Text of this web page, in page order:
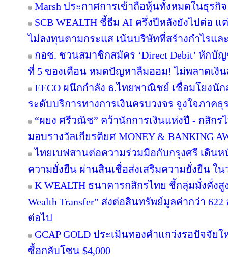
Marsh ประกาศการเข้าถือหุ้นทั้งหมดในธุรกิจ
SCB WEALTH ชี้ธีม AI ครึ่งปีหลังยังไปต่อ
ไม่ลงทุนตามกระแส เน้นบริษัทที่สร้างกำไรแ
กอช. ชวนสมาชิกสมัคร ‘Direct Debit’ หัก
ที่ 5 ของเดือน หมดปัญหาลืมออม! ไม่พลาดเงิ
EECO ผนึกกำลัง ธ.ไทยพาณิชย์ เชื่อมโยงนั
ระดับบริการทางการเงินครบวงจร จูงใจภาค
“ผยง ศรีวณิช” คว้านักการเงินแห่งปี - กสิก
มอบรางวัลเกียรติยศ MONEY & BANKING
ไทยเบฟสานต่อความร่วมมือกับกรุงศรี เดิน
ความยั่งยืน ผ่านสินเชื่อส่งเสริมความยั่งยืน ใน
K WEALTH ธนาคารกสิกรไทย ชี้กลุ่มมั่งคั่งสู
Wealth Transfer” ส่งต่อสินทรัพย์มูลค่ากว่า
ต่อไป
GCAP GOLD ประเมินทองคำแกว่งรอปัจจั
ซื้อกลับโซน $4,000